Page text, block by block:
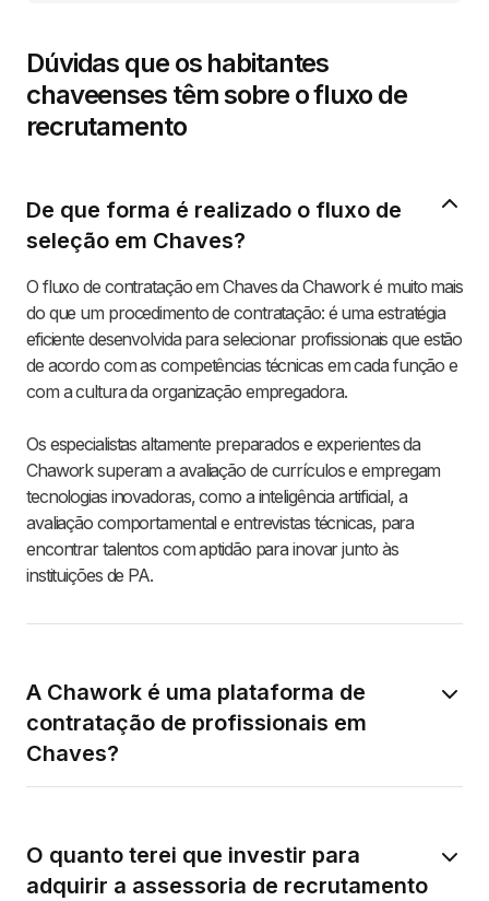
Dúvidas que os habitantes
chaveenses têm sobre o fluxo de
recrutamento
De que forma é realizado o fluxo de
seleção em Chaves?
O fluxo de contratação em Chaves da Chawork é muito mais
do que um procedimento de contratação: é uma estratégia
eficiente desenvolvida para selecionar profissionais que estão
de acordo com as competências técnicas em cada função e
com a cultura da organização empregadora.
Os especialistas altamente preparados e experientes da
Chawork superam a avaliação de currículos e empregam
tecnologias inovadoras, como a inteligência artificial, a
avaliação comportamental e entrevistas técnicas, para
encontrar talentos com aptidão para inovar junto às
instituições de PA.
A Chawork é uma plataforma de
contratação de profissionais em
Chaves?
O quanto terei que investir para
adquirir a assessoria de recrutamento